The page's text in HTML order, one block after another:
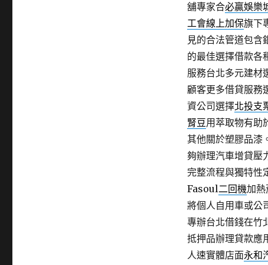
舖專家合必贏娛樂
工會線上加保旗下
見的合法管道包含
的最佳選擇借款各
服務台北多元建材
顧客更多借貸服務
資公司選擇北投支
腎豆用萃取物有助
其他關於塑膠品漆
夠辦理汽車增貸壓
完整流程與獨特性
Fasoul二回機加熱
將個人自用車或公
專辦台北借錢在竹
抵押品辦理貸款應
人速實體店面永和